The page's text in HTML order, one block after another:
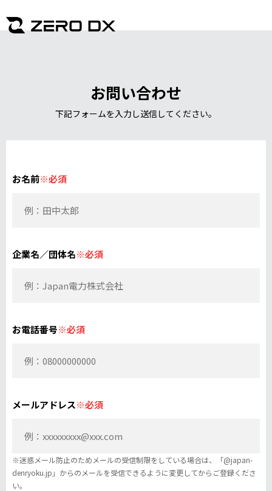
お問い合わせ
下記フォームを入力し送信してください。
お名前※必須
企業名／団体名※必須
お電話番号※必須
メールアドレス※必須
※迷惑メール防止のためメールの受信制限をしている場合は、「@japan-
denryoku.jp」からのメールを受信できるように変更してからご登録くださ
い。